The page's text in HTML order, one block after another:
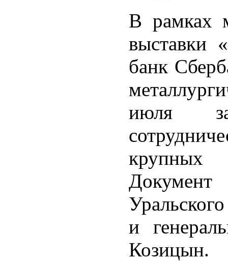
В рамках
выставки
банк
июля
крупных
и
Козицын.